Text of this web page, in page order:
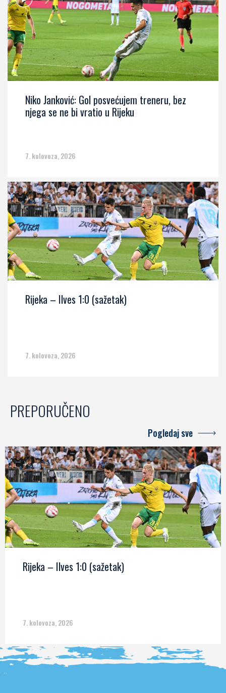
Niko Janković: Gol posvećujem treneru, bez
njega se ne bi vratio u Rijeku
7. kolovoza, 2026
Rijeka – Ilves 1:0 (sažetak)
7. kolovoza, 2026
PREPORUČENO
Pogledaj sve
Rijeka – Ilves 1:0 (sažetak)
7. kolovoza, 2026